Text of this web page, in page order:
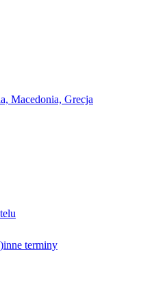
Macedonia, Grecja
inne terminy